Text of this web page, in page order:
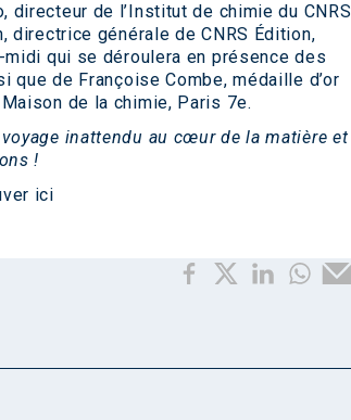
directeur de l’Institut de chimie du CNRS
directrice générale de CNRS Édition,
qui se déroulera en présence des
que de Françoise Combe, médaille d’or
de la chimie, Paris 7e.
inattendu au cœur de la matière et
!
ici